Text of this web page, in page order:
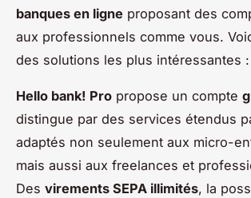
banques en ligne proposant des
aux professionnels comme vous.
des solutions les plus intéressantes :
Hello bank! Pro propose un compte
distingue par des services étendus
adaptés non seulement aux micro-
mais aussi aux freelances et
Des virements SEPA illimités, la